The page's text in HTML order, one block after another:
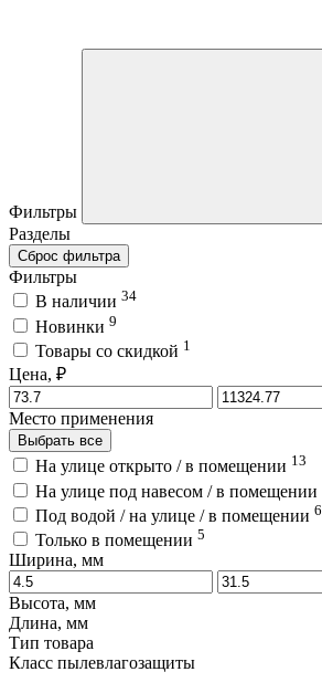
Фильтры
Разделы
Сброс фильтра
Фильтры
В наличии 34
Новинки 9
Товары со скидкой 1
Цена, ₽
Место применения
Выбрать все
На улице открыто / в помещении 13
На улице под навесом / в помещении
Под водой / на улице / в помещении 6
Только в помещении 5
Ширина, мм
Высота, мм
Длина, мм
Тип товара
Класс пылевлагозащиты